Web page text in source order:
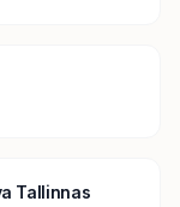
Tallinnas